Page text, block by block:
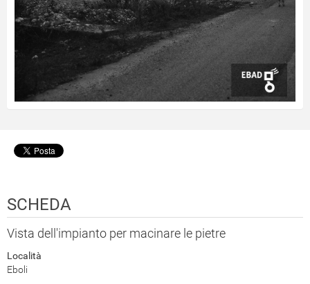
SCHEDA
Vista dell'impianto per macinare le pietre
Località
Eboli